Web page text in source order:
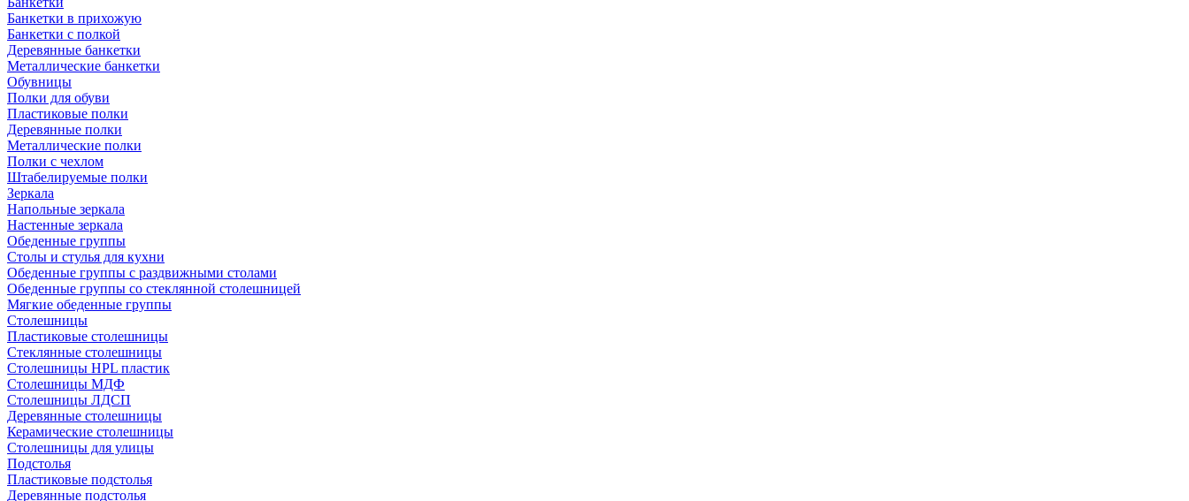
Банкетки в прихожую
Банкетки с полкой
Деревянные банкетки
Металлические банкетки
Обувницы
Полки для обуви
Пластиковые полки
Деревянные полки
Металлические полки
Полки с чехлом
Штабелируемые полки
Зеркала
Напольные зеркала
Настенные зеркала
Обеденные группы
Столы и стулья для кухни
Обеденные группы с раздвижными столами
Обеденные группы со стеклянной столешницей
Мягкие обеденные группы
Столешницы
Пластиковые столешницы
Стеклянные столешницы
Столешницы HPL пластик
Столешницы МДФ
Столешницы ЛДСП
Деревянные столешницы
Керамические столешницы
Столешницы для улицы
Подстолья
Пластиковые подстолья
Деревянные подстолья